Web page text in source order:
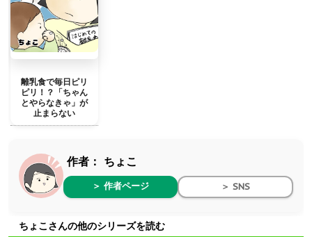
離乳食で毎日ピリ
ピリ！？「ちゃん
とやらなきゃ」が
止まらない
作者： ちょこ
＞ 作者ページ ＞ SNS
ちょこさんの他のシリーズを読む